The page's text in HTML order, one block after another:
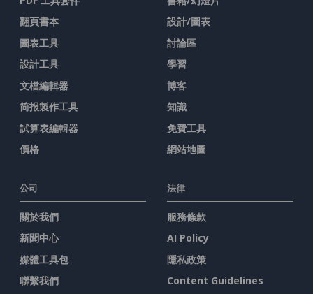
翻頁書本
圖表工具
設計工具
文檔編輯器
简报製作工具
試算表編輯器
價格
設計/圖表
討論區
學習
博客
知識
免費工具
網站地圖
公司
關於我們
新聞中心
媒體工具包
聯繫我們
法律
服務條款
AI Policy
隱私政策
Content Guidelines